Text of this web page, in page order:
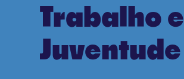
Trabalho e
Juventude